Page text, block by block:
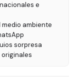
e
ambiente
sorpresa
originales